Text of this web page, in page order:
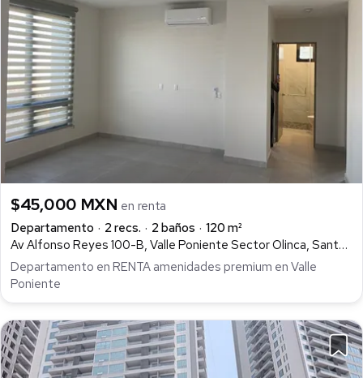
$45,000 MXN en renta
Departamento
2 recs. 2 baños
120 m²
Av Alfonso Reyes 100-B, Valle Poniente Sector Olinca, Santa Catarina
Departamento en RENTA amenidades premium en Valle
Poniente